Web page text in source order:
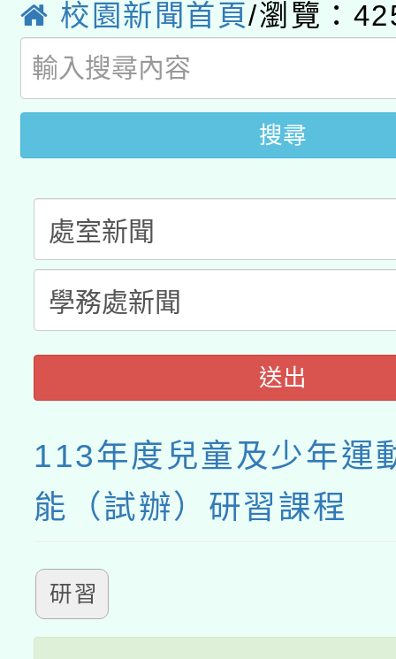
用水績優單位及節水達
動」
桃園市孔廟祈福系列
開 智慧啟航」
2026年桃園地景藝術
校園新聞首頁/瀏覽：
搜尋
送出
113年度兒童及少年運
能（試辦）研習課程
研習